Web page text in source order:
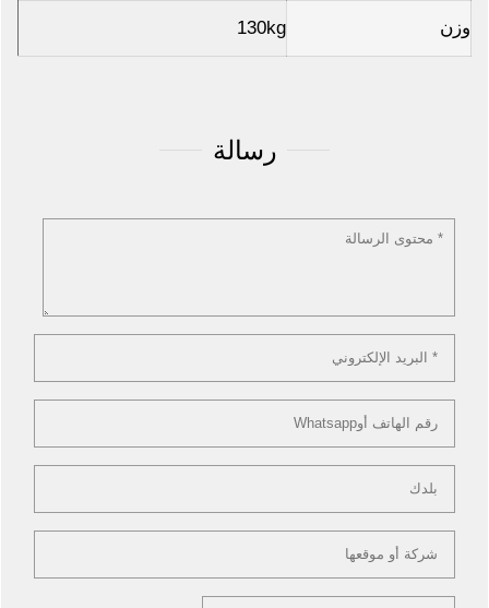
وزن 130kg
رسالة